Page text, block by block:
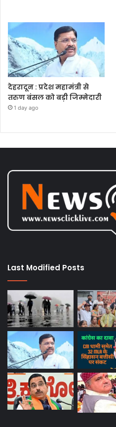
देहरादून : प्रदेश महामंत्री से
तरुण बंसल को बड़ी जिम्मेदारी
1 day ago
Last Modified Posts